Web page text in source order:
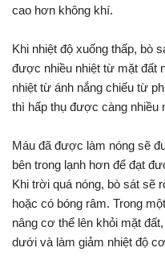
cao hơn không khí.
Khi nhiệt độ xuống thấp, bò
được nhiều nhiệt từ mặt đất
nhiệt từ ánh nắng chiếu từ
thì hấp thụ được càng nhiều
Máu đã được làm nóng sẽ
bên trong lạnh hơn để đạt
Khi trời quá nóng, bò sát sẽ
hoặc có bóng râm. Trong
nâng cơ thể lên khỏi mặt
dưới và làm giảm nhiệt độ